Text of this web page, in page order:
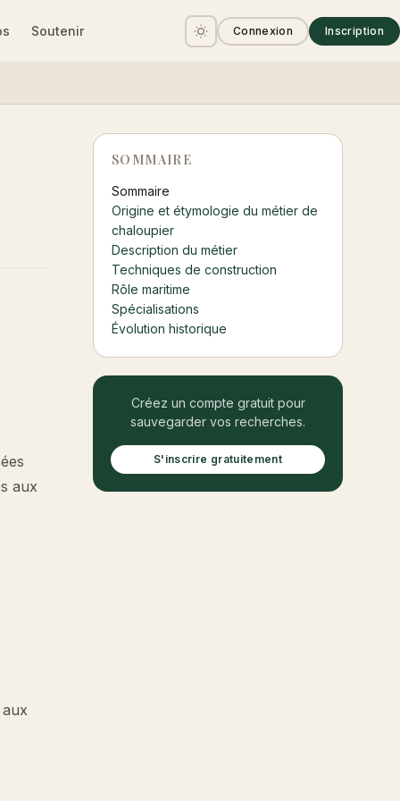
Soutenir Connexion Inscription
aux
SOMMAIRE
Sommaire
Origine et étymologie du métier de
chaloupier
Description du métier
Techniques de construction
Rôle maritime
Spécialisations
Évolution historique
Créez un compte gratuit pour
sauvegarder vos recherches.
S'inscrire gratuitement